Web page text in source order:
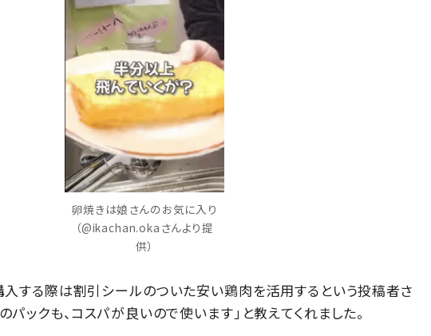
卵焼きは娘さんのお気に入り
（@ikachan.okaさんより提
供）
する際は割引シールのついた安い鶏肉を活用するという投稿者さ
パックも、コスパが良いので使います」と教えてくれました。